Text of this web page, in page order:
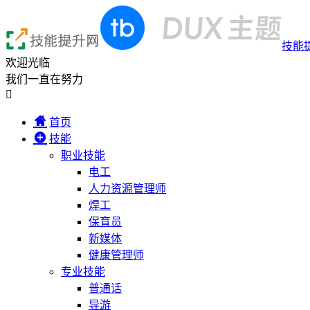
技能
欢迎光临
我们一直在努力

首页
技能
职业技能
电工
人力资源管理师
焊工
保育员
新媒体
健康管理师
专业技能
普通话
导游